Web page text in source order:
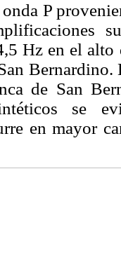
P
Hz en el alto
de San
se
en mayor